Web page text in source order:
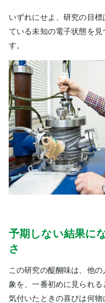
いずれにせよ、研究の目
ている未知の電子状態を
す。
予期しない結果に
さ
この研究の醍醐味は、他
象を、一番初めに見られ
気付いたときの喜びは何物